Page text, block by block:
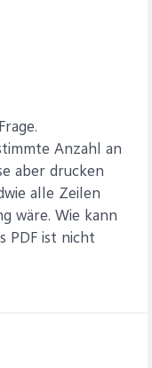
Anzahl an
aber drucken
alle Zeilen
wäre. Wie kann
PDF ist nicht